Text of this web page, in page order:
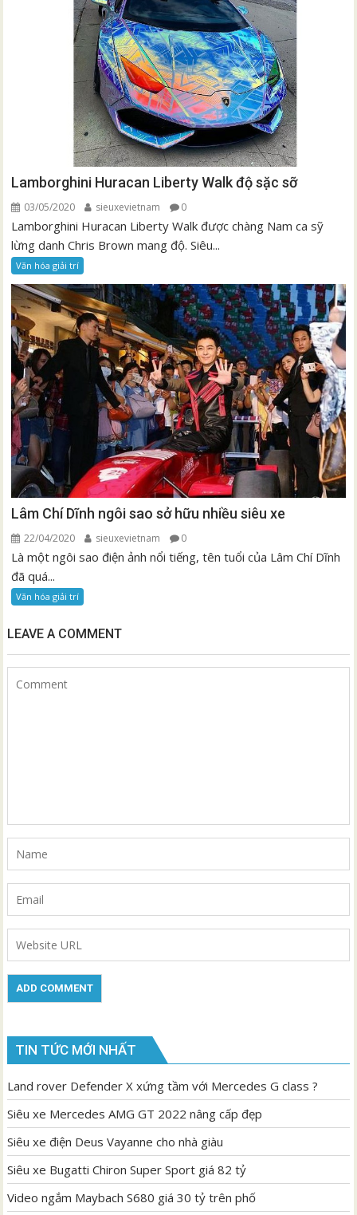
Lamborghini Huracan Liberty Walk độ sặc sỡ
03/05/2020 sieuxevietnam 0
Lamborghini Huracan Liberty Walk được chàng Nam ca sỹ
lừng danh Chris Brown mang độ. Siêu...
Văn hóa giải trí
Lâm Chí Dĩnh ngôi sao sở hữu nhiều siêu xe
22/04/2020 sieuxevietnam 0
Là một ngôi sao điện ảnh nổi tiếng, tên tuổi của Lâm Chí Dĩnh
đã quá...
Văn hóa giải trí
LEAVE A COMMENT
TIN TỨC MỚI NHẤT
Land rover Defender X xứng tầm với Mercedes G class ?
Siêu xe Mercedes AMG GT 2022 nâng cấp đẹp
Siêu xe điện Deus Vayanne cho nhà giàu
Siêu xe Bugatti Chiron Super Sport giá 82 tỷ
Video ngắm Maybach S680 giá 30 tỷ trên phố